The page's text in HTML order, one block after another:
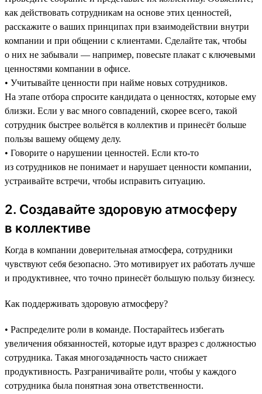
как действовать сотрудникам на основе этих ценностей,
расскажите о ваших принципах при взаимодействии внутри
компании и при общении с клиентами. Сделайте так, чтобы
о них не забывали — например, повесьте плакат с ключевыми
ценностями компании в офисе.
• Учитывайте ценности при найме новых сотрудников.
На этапе отбора спросите кандидата о ценностях, которые ему
близки. Если у вас много совпадений, скорее всего, такой
сотрудник быстрее вольётся в коллектив и принесёт больше
пользы вашему общему делу.
• Говорите о нарушении ценностей. Если кто-то
из сотрудников не понимает и нарушает ценности компании,
устраивайте встречи, чтобы исправить ситуацию.
2. Создавайте здоровую атмосферу
в коллективе
Когда в компании доверительная атмосфера, сотрудники
чувствуют себя безопасно. Это мотивирует их работать лучше
и продуктивнее, что точно принесёт большую пользу бизнесу.
Как поддерживать здоровую атмосферу?
• Распределите роли в команде. Постарайтесь избегать
увеличения обязанностей, которые идут вразрез с должностью
сотрудника. Такая многозадачность часто снижает
продуктивность. Разграничивайте роли, чтобы у каждого
сотрудника была понятная зона ответственности.